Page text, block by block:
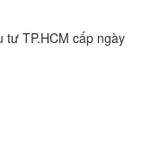
tư TP.HCM cấp ngày